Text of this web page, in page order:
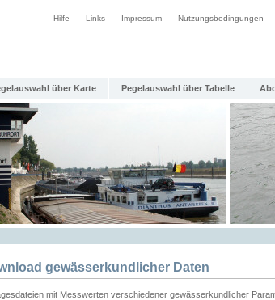
Hilfe Links Impressum Nutzungsbedingungen
über Karte Pegelauswahl über Tabelle
gewässerkundlicher Daten
mit Messwerten verschiedener gewässerkundlicher